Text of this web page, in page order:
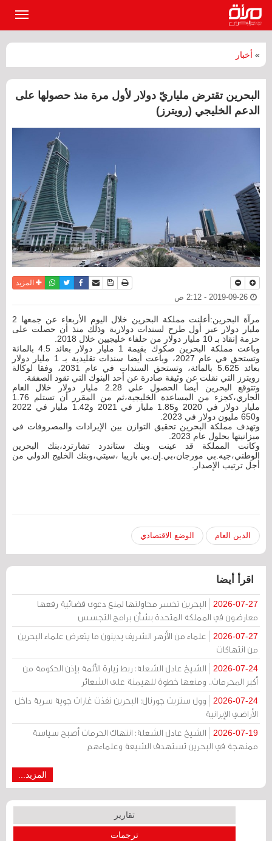
» أخبار
البحرين تقترض ملياريّ دولار لأول مرة منذ حصولها على
الدعم الخليجي (رويترز)
نسخة للطباعة
حفظ الموضوع
أرسل الى صديق
فيسبوكتويترواتسابالمزيد
مرآة البحرين:أعلنت مملكة البحرين خلال اليوم الأربعاء عن جمعها 2
مليار دولار عبر أول طرح لسندات دولارية وذلك منذ أن حصلت على
حزمة إنقاذ بـ 10 مليار دولار من حلفاء خليجيين خلال 2018.
وباعت مملكة البحرين صكوك بقيمة 1 مليار دولار بعائد 4.5 بالمائة
وتستحق في عام 2027، وباعت أيضا سندات تقليدية بـ 1 مليار دولار
بعائد 5.625 بالمائة، وتستحق السندات في عام 2031، وفقا لوكالة
رويترز التي نقلت عن وثيقة صادرة عن أحد البنوك التي تقود الصفقة.
وتتوقع البحرين أيضا الحصول علي 2.28 مليار دولار خلال العام
الجاري،كجزء من المساعدة الخليجية،ثم من المقرر أن تستلم 1.76
مليار دولار في 2020 و1.85 مليار في 2021 و1.42 مليار في 2022
و650 مليون دولار في 2023.
وتهدف مملكة البحرين تحقيق التوازن بين الإيرادات والمصروفات في
ميزانيتها بحلول عام 2023.
وكانت المملكة قد عينت وبنك ستاندرد تشارترد،بنك البحرين
الوطني،جيه.بي مورجان،بي.إن.بي باريبا ،سيتي،وبنك الخليج الدولي من
أجل ترتيب الإصدار.
الدين العام الوضع الاقتصادي
اقرأ أيضا
2026-07-27
البحرين تخسر محاولتها لمنع دعوى قضائية رفعها
معارضون في المملكة المتحدة بشأن برامج التجسس
2026-07-27
علماء من الأزهر الشريف يدينون ما يتعرض علماء البحرين
من انتهاكات
2026-07-24
الشيخ عادل الشعلة: ربط زيارة الأئمة بإذن الحكومة من
أكبر المحرمات.. ومنعها خطوة للهيمنة على الشعائر
2026-07-24
وول ستريت جورنال: البحرين نفذت غارات جوية سرية داخل
الأراضي الإيرانية
2026-07-19
الشيخ عادل الشعلة: انتهاك الحرمات أصبح سياسة
ممنهجة في البحرين تستهدف الشيعة وعلماءهم
المزيد...
تقارير
ترجمات